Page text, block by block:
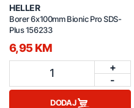
HELLER
Borer 6x100mm Bionic Pro SDS-
Plus 156233
6,95 KM
1
+
-
DODAJ